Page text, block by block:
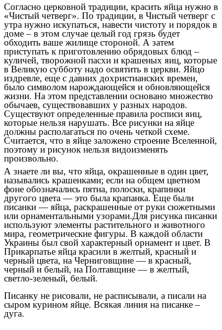
Согласно церковной традиции, красить яйца нужно в
«Чистый четверг». По традиции, в Чистый четверг с
утра нужно искупаться, навести чистоту и порядок в
доме – в этом случае целый год грязь будет
обходить ваше жилище стороной. А затем
приступать к приготовлению обрядовых блюд –
куличей, творожной пасхи и крашеных яиц, которые
в Великую субботу надо освятить в церкви. Яйцо
издревле, еще с давних дохристианских времен,
было символом нарождающейся и обновляющейся
жизни. На этом представлении основано множество
обычаев, существовавших у разных народов.
Существуют определенные правила росписи яиц,
которые нельзя нарушать. Все рисунки на яйце
должны располагаться по очень четкой схеме.
Считается, что в яйце заложено строение Вселенной,
поэтому и рисунок нельзя видоизменять
произвольно.
А знаете ли вы, что яйца, окрашенные в один цвет,
назывались крашенками; если на общем цветном
фоне обозначались пятна, полоски, крапинки
другого цвета — это была крапанка. Еще были
писанки — яйца, раскрашенные от руки сюжетными
или орнаментальными узорами.Для рисунка писанки
используют элементы растительного и животного
мира, геометрические фигуры. В каждой области
Украины был свой характерный орнамент и цвет. В
Прикарпатье яйца красили в желтый, красный и
черный цвета, на Черниговщине — в красный,
черный и белый, на Полтавщине — в желтый,
светло-зеленый, белый.
Писанку не рисовали, не расписывали, а писали на
сыром курином яйце. Всякая линия на писанке –
дуга.